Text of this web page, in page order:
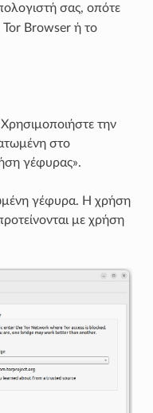
σας, οπότε
Tor Browser ή το
την
στο
γέφυρας».
γέφυρα. Η χρήση
με χρήση